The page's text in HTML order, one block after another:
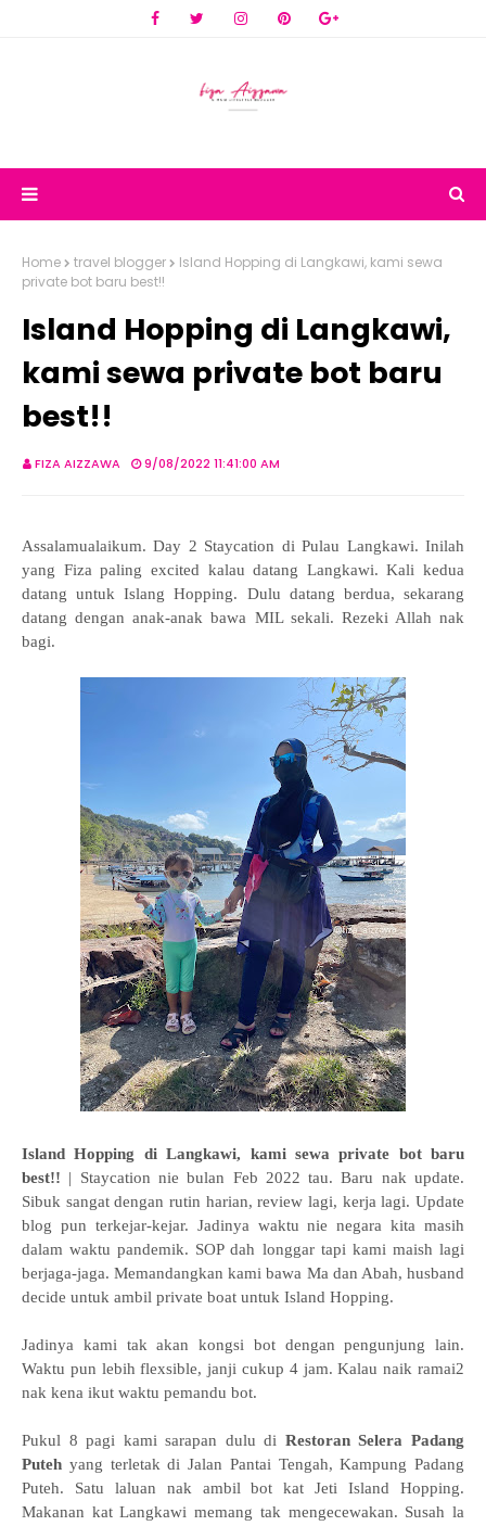
Home travel blogger
Island Hopping di Langkawi, kami sewa
private bot baru best!!
Island Hopping di Langkawi,
kami sewa private bot baru
best!!
FIZA AIZZAWA 9/08/2022 11:41:00 AM
Assalamualaikum. Day 2 Staycation di Pulau Langkawi. Inilah
yang Fiza paling excited kalau datang Langkawi. Kali kedua
datang untuk Islang Hopping. Dulu datang berdua, sekarang
datang dengan anak-anak bawa MIL sekali. Rezeki Allah nak
bagi.
Island Hopping di Langkawi, kami sewa private bot baru
best!! | Staycation nie bulan Feb 2022 tau. Baru nak update.
Sibuk sangat dengan rutin harian, review lagi, kerja lagi. Update
blog pun terkejar-kejar. Jadinya waktu nie negara kita masih
dalam waktu pandemik. SOP dah longgar tapi kami maish lagi
berjaga-jaga. Memandangkan kami bawa Ma dan Abah, husband
decide untuk ambil private boat untuk Island Hopping.
Jadinya kami tak akan kongsi bot dengan pengunjung lain.
Waktu pun lebih flexsible, janji cukup 4 jam. Kalau naik ramai2
nak kena ikut waktu pemandu bot.
Pukul 8 pagi kami sarapan dulu di Restoran Selera Padang
Puteh yang terletak di Jalan Pantai Tengah, Kampung Padang
Puteh. Satu laluan nak ambil bot kat Jeti Island Hopping.
Makanan kat Langkawi memang tak mengecewakan. Susah la